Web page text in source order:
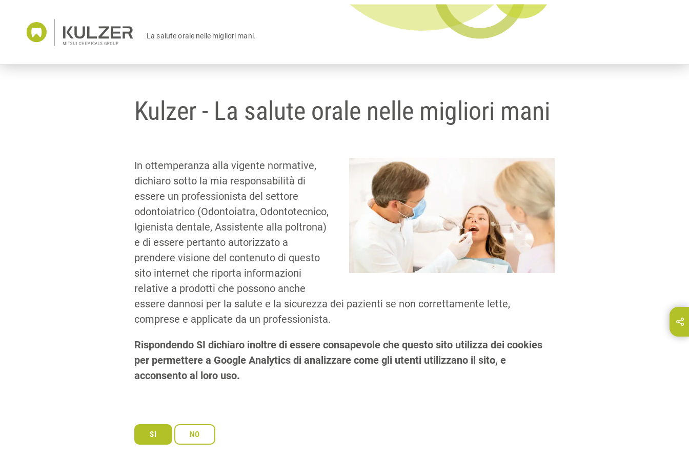
La salute orale nelle migliori mani.
Kulzer - La salute orale nelle migliori mani
In ottemperanza alla vigente normative,
dichiaro sotto la mia responsabilità di
essere un professionista del settore
odontoiatrico (Odontoiatra, Odontotecnico,
Igienista dentale, Assistente alla poltrona)
e di essere pertanto autorizzato a
prendere visione del contenuto di questo
sito internet che riporta informazioni
relative a prodotti che possono anche
essere dannosi per la salute e la sicurezza dei pazienti se non correttamente lette,
comprese e applicate da un professionista.
Rispondendo SI dichiaro inoltre di essere consapevole che questo sito utilizza dei cookies
per permettere a Google Analytics di analizzare come gli utenti utilizzano il sito, e
acconsento al loro uso.